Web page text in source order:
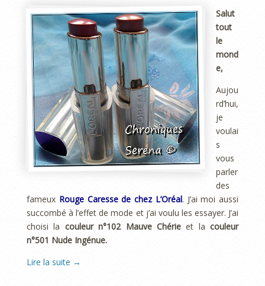
Salut
tout
le
mond
e,
Aujou
rd’hui,
je
voulai
s
vous
parler
des
fameux Rouge Caresse de chez L’Oréal. J’ai moi aussi
succombé à l’effet de mode et j’ai voulu les essayer. J’ai
choisi la couleur n°102 Mauve Chérieet la couleur
n°501 Nude Ingénue.
Lire la suite →